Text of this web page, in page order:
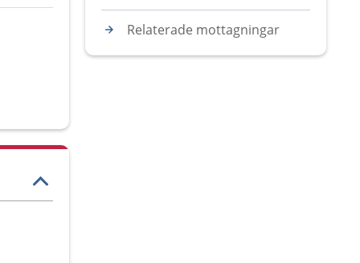
Relaterade mottagningar